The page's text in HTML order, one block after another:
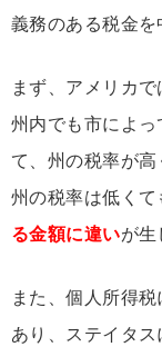
義務のある税金を
まず、アメリカ
州内でも市によ
て、州の税率が
州の税率は低く
る金額に違いが生
また、個人所得
あり、ステイタ